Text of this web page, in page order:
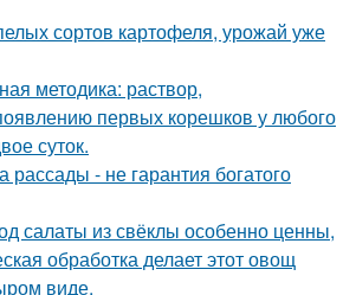
сортов картофеля, урожай уже
методика: раствор,
первых корешков у любого
суток.
рассады - не гарантия богатого
салаты из свёклы особенно ценны,
обработка делает этот овощ
виде.